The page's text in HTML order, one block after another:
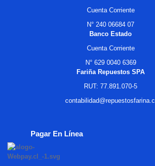
Cuenta Corriente
N° 240 06684 07
Banco Estado
Cuenta Corriente
N° 629 0040 6369
Fariña Repuestos SPA
RUT: 77.891.070-5
contabilidad@repuestosfarina.cl
Pagar En Línea